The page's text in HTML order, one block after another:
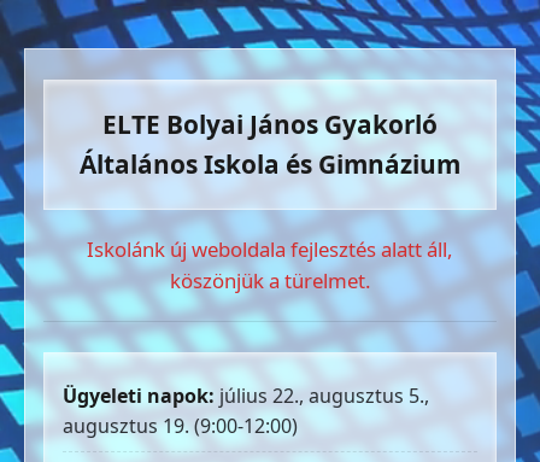
ELTE Bolyai János Gyakorló
Általános Iskola és Gimnázium
Iskolánk új weboldala fejlesztés alatt áll,
köszönjük a türelmet.
Ügyeleti napok: július 22., augusztus 5.,
augusztus 19. (9:00-12:00)